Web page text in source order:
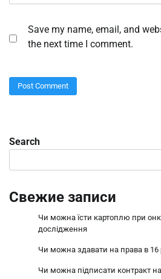
Save my name, email, and
the next time I comment.
Search
Свежие записи
Чи можна їсти картоплю при
дослідження
Чи можна здавати на права в 16
Чи можна підписати контракт на